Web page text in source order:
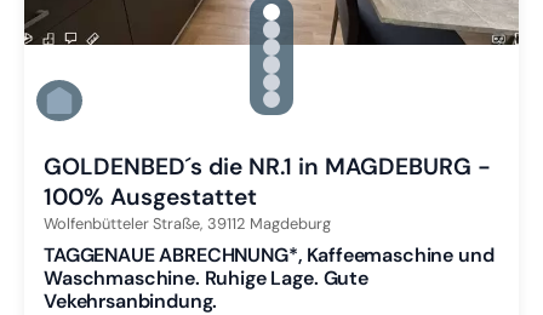
gallery.slide_selector
Zu Slide 1 wechseln
Zu Slide 2 wechseln
Zu Slide 3 wechseln
Zu Slide 4 wechseln
Zu Slide 5 wechseln
Zu Slide 6 wechseln
GOLDENBED´s die NR.1 in MAGDEBURG -
100% Ausgestattet
Wolfenbütteler Straße, 39112 Magdeburg
TAGGENAUE ABRECHNUNG*, Kaffeemaschine und
Waschmaschine. Ruhige Lage. Gute
Vekehrsanbindung.